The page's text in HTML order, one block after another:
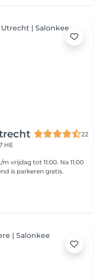
22
HE
tot 11:00. Na 11:00
In het weekend is parkeren gratis.